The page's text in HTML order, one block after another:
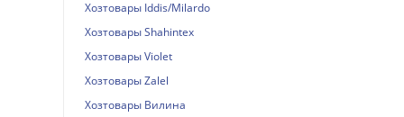
Хозтовары Iddis/Milardo
Хозтовары Shahintex
Хозтовары Violet
Хозтовары Zalel
Хозтовары Вилина